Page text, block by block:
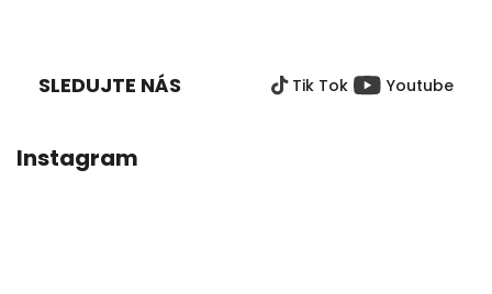
hvězdiček.
SLEDUJTE NÁS Tik Tok Youtube
Instagram